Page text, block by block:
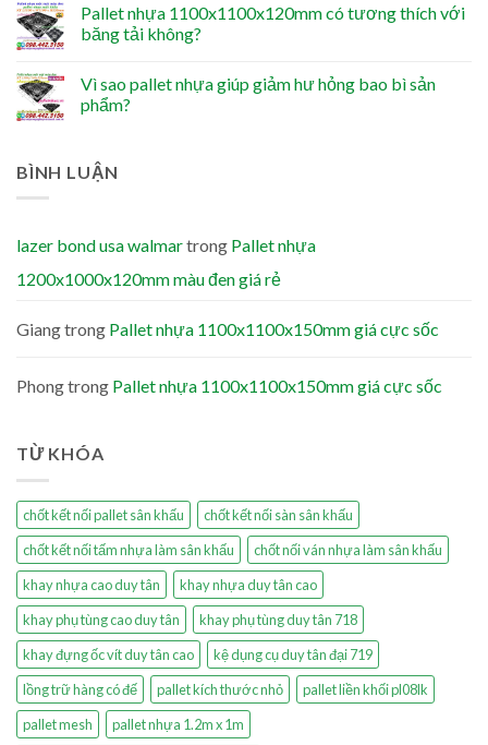
Pallet nhựa 1100x1100x120mm có tương thích với
băng tải không?
Vì sao pallet nhựa giúp giảm hư hỏng bao bì sản
phẩm?
BÌNH LUẬN
lazer bond usa walmartrong Pallet nhựa
1200x1000x120mm màu đen giá rẻ
Giangtrong Pallet nhựa 1100x1100x150mm giá cực sốc
Phongtrong Pallet nhựa 1100x1100x150mm giá cực sốc
TỪ KHÓA
chốt kết nối pallet sân khấu
chốt kết nối sàn sân khấu
chốt kết nối tấm nhựa làm sân khấu
chốt nối ván nhựa làm sân khấu
khay nhựa cao duy tân
khay nhựa duy tân cao
khay phụ tùng cao duy tân
khay phụ tùng duy tân 718
khay đựng ốc vít duy tân cao
kệ dụng cụ duy tân đại 719
lồng trữ hàng có đế
pallet kích thước nhỏ
pallet liền khối pl08lk
pallet mesh
pallet nhựa 1.2m x 1m